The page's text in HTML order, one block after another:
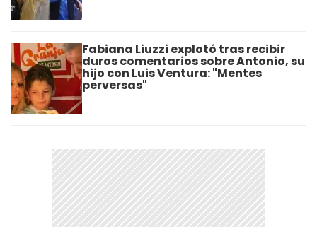
Fabiana Liuzzi explotó tras recibir
duros comentarios sobre Antonio, su
hijo con Luis Ventura: "Mentes
perversas"